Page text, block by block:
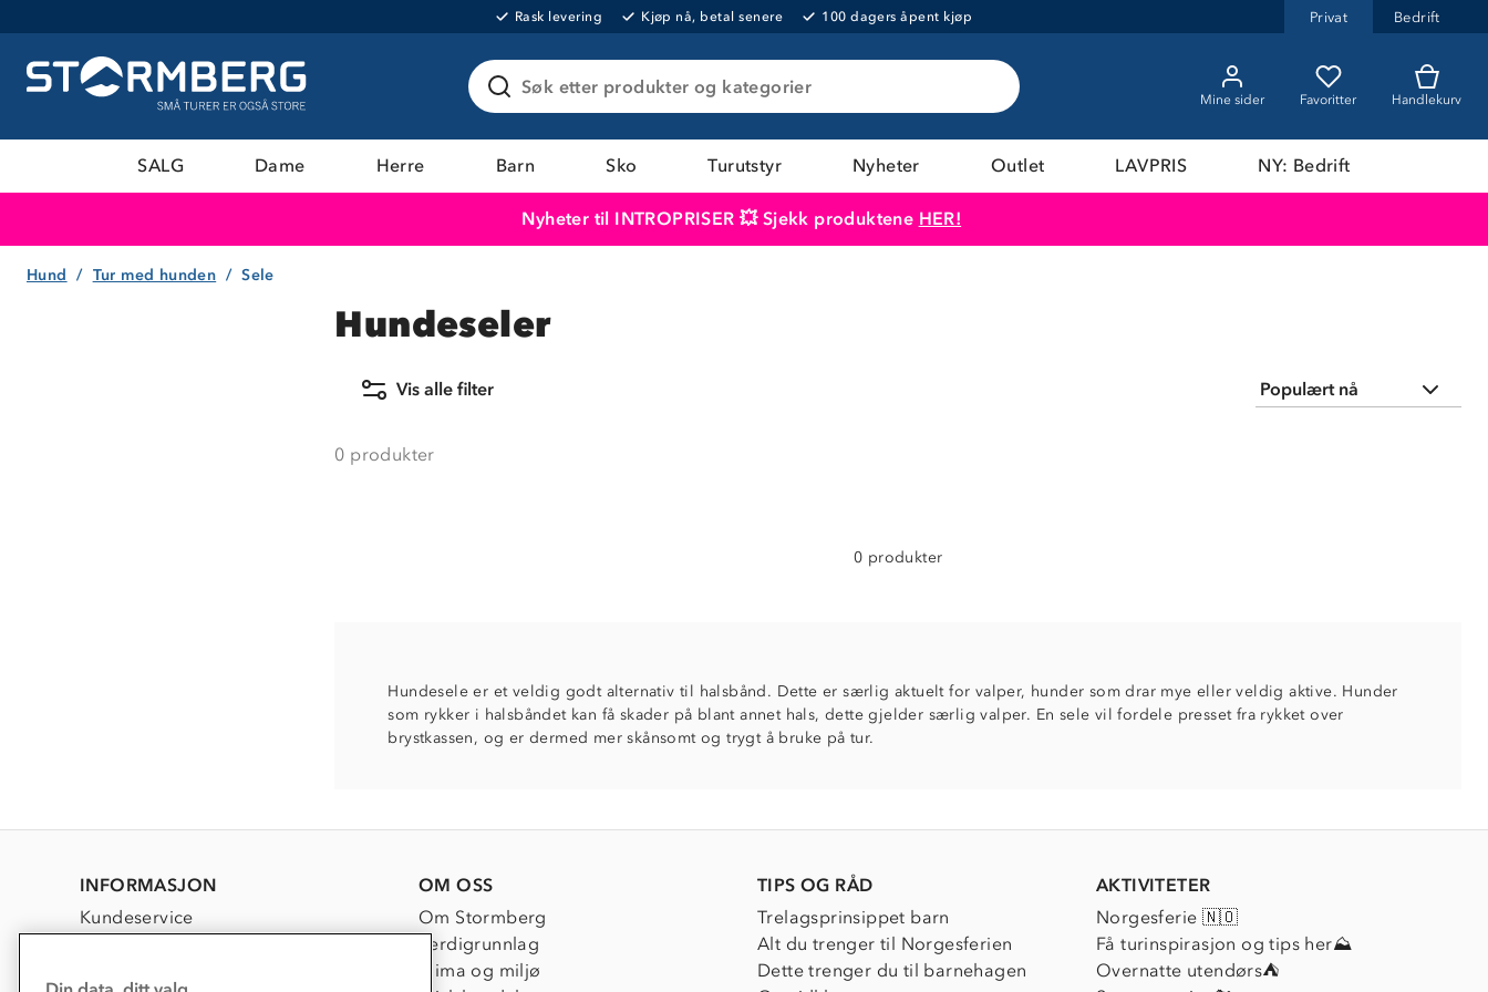
Rask levering Kjøp nå, betal senere 100 dagers åpent kjøp Privat Bedrift
Søk etter produkter og kategorier
Mine sider Favoritter Handlekurv
SALG Dame Herre Barn Sko Turutstyr Nyheter Outlet LAVPRIS NY: Bedrift
Nyheter til INTROPRISER 💥 Sjekk produktene HER!
Hund Tur med hunden Sele
Hundeseler
Vis alle filter
0 produkter
0 produkter
Hundesele er et veldig godt alternativ til halsbånd. Dette er særlig aktuelt for valper, hunder som drar mye eller veldig aktive. Hunder
som rykker i halsbåndet kan få skader på blant annet hals, dette gjelder særlig valper. En sele vil fordele presset fra rykket over
brystkassen, og er dermed mer skånsomt og trygt å bruke på tur.
INFORMASJON
Kundeservice
OM OSS
Om Stormberg
Verdigrunnlag
Klima og miljø
TIPS OG RÅD
Trelagsprinsippet barn
Alt du trenger til Norgesferien
Dette trenger du til barnehagen
AKTIVITETER
Norgesferie 🇳🇴
Få turinspirasjon og tips her⛰
Overnatte utendørs⛺